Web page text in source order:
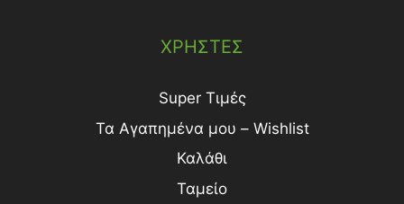
ΧΡΗΣΤΕΣ
Super Τιμές
Τα Αγαπημένα μου – Wishlist
Καλάθι
Ταμείο